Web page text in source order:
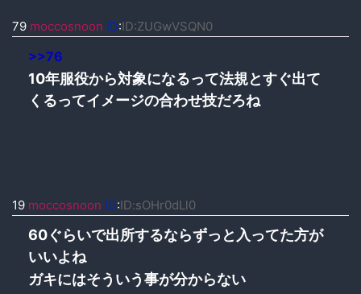
79 moccosnoon ID:ID:ZUGwVSQN0
>>76
10年服役から対象になるって法規とすぐ出て
くるってイメージの合わせ技だろね
19 moccosnoon ID:ID:sOHr0dLl0
60ぐらいで出所するならずっと入ってた方が
いいよね
ガキにはそういう事が分からない